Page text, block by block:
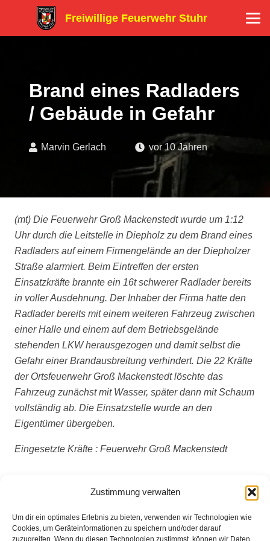
Zustimmung verwalten
Um dir ein optimales Erlebnis zu bieten, verwenden wir Technologien wie
Cookies, um Geräteinformationen zu speichern und/oder darauf
zuzugreifen. Wenn du diesen Technologien zustimmst, können wir Daten
Freiwillige Feuerwehr Stuhr
Brand eines Radladers
/ Gebäude in Gefahr
Marvin Gerlach vor 10 Jahren
(mt) Die Feuerwehr Groß Mackenstedt wurde um 1:12
Uhr durch die Leitstelle in Diepholz zu dem Brand eines
Radladers auf einem Firmengelände an der Diepholzer
Straße alarmiert. Beim Eintreffen der ersten
Einsatzkräfte brannte ein 16t schwerer Radlader bereits
in voller Ausdehnung. Der Inhaber der Firma hatte den
Radlader bereits mit einem weiteren Fahrzeug zwischen
einer Halle und einem auf dem Betriebsgelände
stehenden LKW herausgezogen und damit selbst die
Gefahr einer Brandausbreitung verhindert. Die 22 Kräfte
der Ortsfeuerwehr Groß Mackenstedt löschte das
Fahrzeug zunächst mit Wasser, später dann mit Schaum
vollständig ab. Die Einsatzstelle wurde an den
Eigentümer übergeben.
Eingesetzte Kräfte : Feuerwehr Groß Mackenstedt